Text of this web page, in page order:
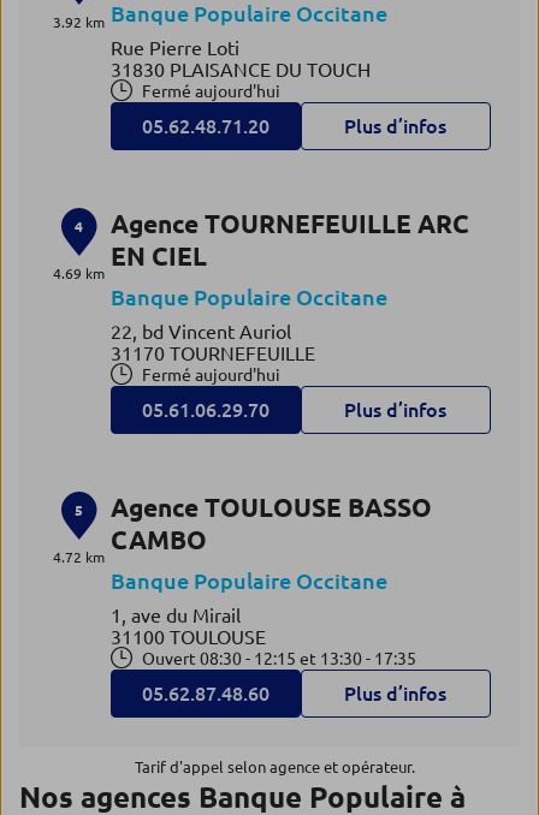
3.92 km Banque Populaire Occitane
Rue Pierre Loti
31830 PLAISANCE DU TOUCH
Fermé aujourd'hui
05.62.48.71.20 Plus d’infos
4
4.69 km
Agence TOURNEFEUILLE ARC
EN CIEL
Banque Populaire Occitane
22, bd Vincent Auriol
31170 TOURNEFEUILLE
Fermé aujourd'hui
05.61.06.29.70 Plus d’infos
5
4.72 km
Agence TOULOUSE BASSO
CAMBO
Banque Populaire Occitane
1, ave du Mirail
31100 TOULOUSE
Ouvert 08:30 - 12:15 et 13:30 - 17:35
05.62.87.48.60 Plus d’infos
Tarif d'appel selon agence et opérateur.
Nos agences Banque Populaire à